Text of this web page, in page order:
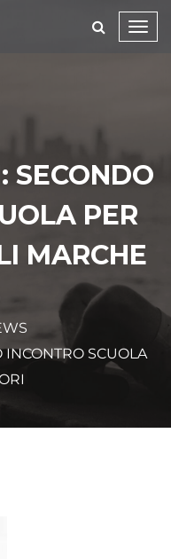
SECONDO
PER
MARCHE
INCONTRO SCUOLA